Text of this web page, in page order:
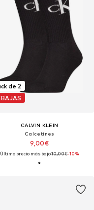
de 2
CALVIN KLEIN
Calcetines
9,00€
Último precio más bajo:10,00€-10%